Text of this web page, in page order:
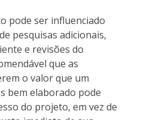
pode ser influenciado
pesquisas adicionais,
e revisões do
que as
o valor que um
bem elaborado pode
do projeto, em vez de